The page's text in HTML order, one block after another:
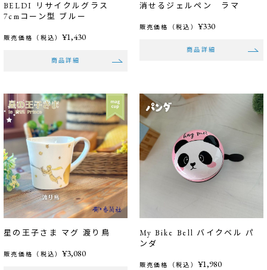
BELDI リサイクルグラス
7cmコーン型 ブルー
販売価格（税込） ¥1,430
商品詳細
消せるジェルペン ラマ
販売価格（税込） ¥330
商品詳細
星の王子さま マグ 渡り鳥
販売価格（税込）¥3,080
My Bike Bell バイクベル パ
ンダ
販売価格（税込） ¥1,980